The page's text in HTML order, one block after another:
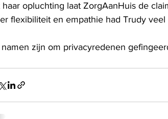
haar opluchting laat ZorgAanHuis de
flexibiliteit en empathie had Trudy veel
zijn om privacyredenen